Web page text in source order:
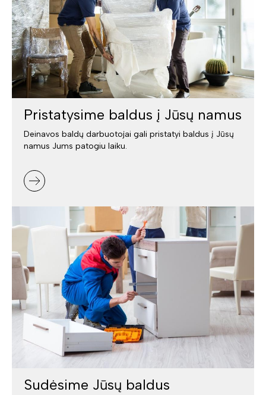
Pristatysime baldus į Jūsų namus
Deinavos baldų darbuotojai gali pristatyi baldus į Jūsų
namus Jums patogiu laiku.
Sudėsime Jūsų baldus